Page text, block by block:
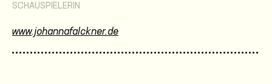
SCHAUSPIELERIN
www.johannafalckner.de